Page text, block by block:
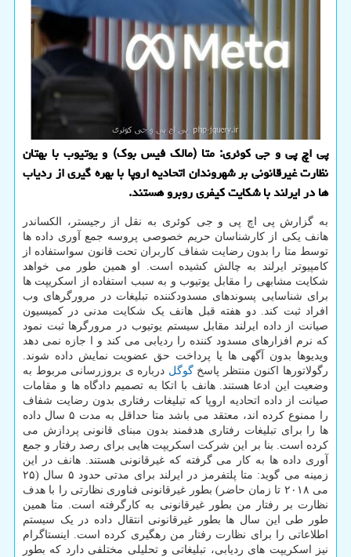
پی اچ پی و جی کوئری: متا (مالک فیس بوک) و یوتیوب با بهتان
نظارت غیرقانونی بر شهروندان اتحادیه اروپا با بهره گیری از ردیاب
ها در ایرلند با شکایت کیفری روبرو هستند.
به گزارش پی اچ پی و جی کوئری به نقل از رجیستر، الکساندر
هانف یکی از کارشناسان حریم خصوصی پروسه جمع آوری داده ها
توسط متا را بدون رضایت شفاف کاربران تحت قانون سواستفاده از
کامپیوتر ایرلند به چالش کشیده است. او همین طور می خواهد
شکایت مشابهی را مقابل یوتیوب و به سبب استفاده از اسکریپت ها
برای شناسایی پسوندهای مسدودکننده تبلیغات در مرورگرهای وب
افراد ثبت کند. دو هفته قبل هانف یک شکایت مدنی در کمیسیون
صیانت از داده ایرلند مقابل سیستم یوتیوب در مرورگرها ثبت نمود
که نرم افزارهای مسدود کننده را ردیابی می کند و ا جازه نمی دهد
ویدیوها بدون آگهی ها یا پرداخت حق عضویت نمایش داده شوند.
رگولاتورها اکنون منتظر پاسخگوگل درباره ی بروزرسانی مربوط به
وضعیت این ادعا هستند. هانف با اتکا به تصمیم دادگاه ها و مقامات
صیانت از داده اتحادیه اروپا که تبلیغات رفتاری بدون رضایت شفاف
را ممنوع کرده اند، معتقد می باشد متا حداقل به مدت ۵ سال داده
ها را برای تبلیغات رفتاری هدفمند بدون مبنای قانونی پردازش می
کرده است. بنا بر این شرکت اسکریپت هایی برای رصد رفتار و جمع
آوری داده ها به کار می گرفته که غیرقانونی هستند. هانف در این
زمینه می گوید: متا پلتفرمز در ایرلند برای مدتی حدود ۵ سال (۲۵
می ۲۰۱۸ تا زمان حاضر) بطور غیرقانونی فناوری نظارتی را با هدف
نظارت بر رفتار من بطور غیرقانونی به کارگرفته است. متا همین
طور طی این سال ها بطور غیرقانونی انتقال داده در یک سیستم
اطلاعاتی را برای نظارت رفتار من رهگیری کرده است. اینستاگرام
نیز اسکریپت های ردیابی، تبلیغاتی و تحلیلی مختلفی دارد که بطور